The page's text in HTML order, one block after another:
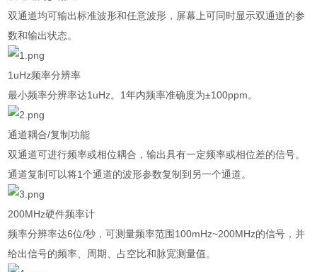
双通道均可输出标准波形和任意波形，屏幕上可同时显示双通道的参
数和输出状态。
1uHz频率分辨率
最小频率分辨率达1uHz。 1年内频率准确度为±100ppm。
通道耦合/复制功能
双通道可进行频率或相位耦合，输出具有一定频率或相位差的信号。
通道复制可以将1个通道的波形参数复制到另一个通道。
200MHz硬件频率计
频率分辨率达6位/秒，可测量频率范围100mHz~200MHz的信号，并
给出信号的频率、周期、占空比和脉宽测量值。